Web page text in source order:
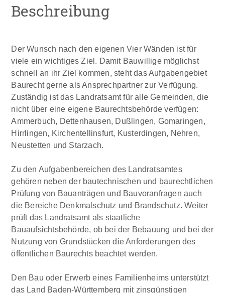
Beschreibung
Der Wunsch nach den eigenen Vier Wänden ist für
viele ein wichtiges Ziel. Damit Bauwillige möglichst
schnell an ihr Ziel kommen, steht das Aufgabengebiet
Baurecht gerne als Ansprechpartner zur Verfügung.
Zuständig ist das Landratsamt für alle Gemeinden, die
nicht über eine eigene Baurechtsbehörde verfügen:
Ammerbuch, Dettenhausen, Dußlingen, Gomaringen,
Hirrlingen, Kirchentellinsfurt, Kusterdingen, Nehren,
Neustetten und Starzach.
Zu den Aufgabenbereichen des Landratsamtes
gehören neben der bautechnischen und baurechtlichen
Prüfung von Bauanträgen und Bauvoranfragen auch
die Bereiche Denkmalschutz und Brandschutz. Weiter
prüft das Landratsamt als staatliche
Bauaufsichtsbehörde, ob bei der Bebauung und bei der
Nutzung von Grundstücken die Anforderungen des
öffentlichen Baurechts beachtet werden.
Den Bau oder Erwerb eines Familienheims unterstützt
das Land Baden-Württemberg mit zinsgünstigen